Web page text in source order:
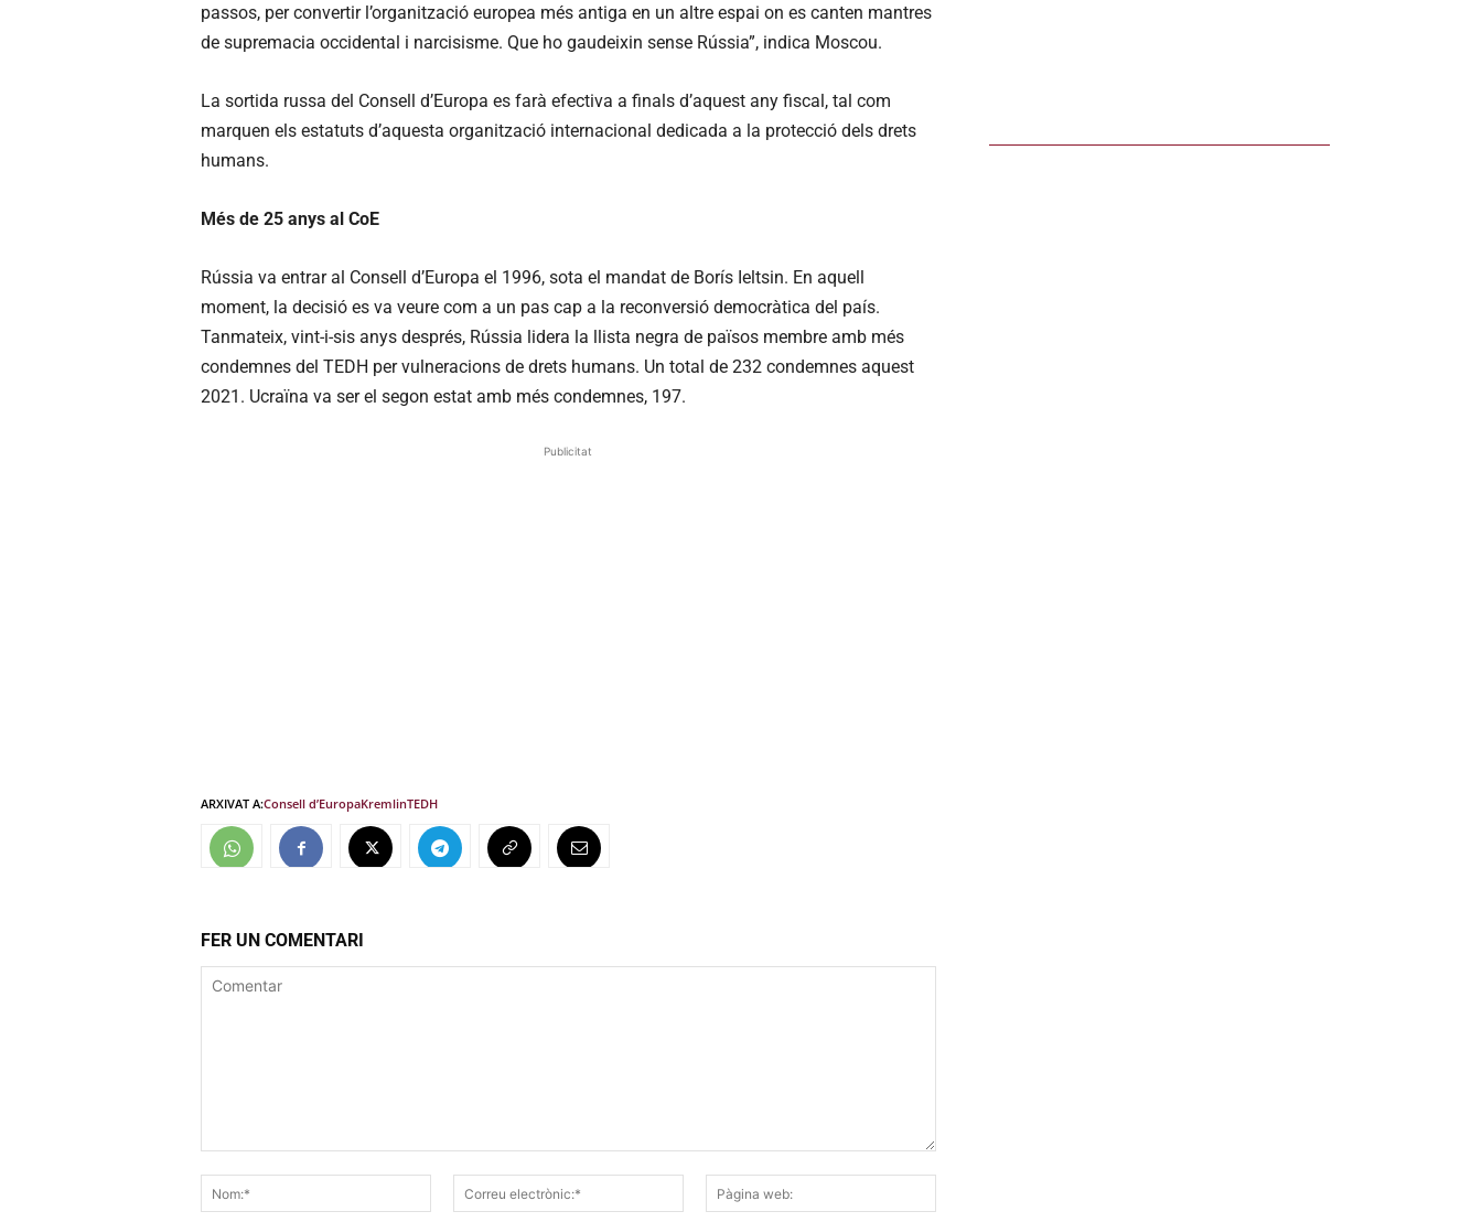
passos, per convertir l’organització europea més antiga en un altre espai on es canten mantres
de supremacia occidental i narcisisme. Que ho gaudeixin sense Rússia”, indica Moscou.
La sortida russa del Consell d’Europa es farà efectiva a finals d’aquest any fiscal, tal com
marquen els estatuts d’aquesta organització internacional dedicada a la protecció dels drets
humans.
Més de 25 anys al CoE
Rússia va entrar al Consell d’Europa el 1996, sota el mandat de Borís Ieltsin. En aquell
moment, la decisió es va veure com a un pas cap a la reconversió democràtica del país.
Tanmateix, vint-i-sis anys després, Rússia lidera la llista negra de països membre amb més
condemnes del TEDH per vulneracions de drets humans. Un total de 232 condemnes aquest
2021. Ucraïna va ser el segon estat amb més condemnes, 197.
Publicitat
ARXIVAT A:Consell d’EuropaKremlinTEDH
FER UN COMENTARI
Nom:*
Correu
electrònic:*
web: